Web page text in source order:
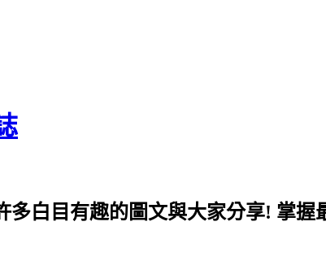
多白目有趣的圖文與大家分享! 掌